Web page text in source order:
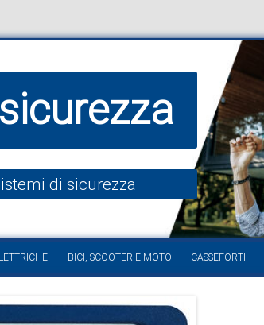
di sicurezza
BICI, SCOOTER E MOTO CASSEFORTI